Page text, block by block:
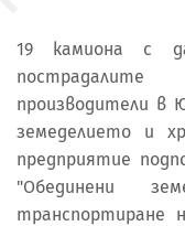
19 камиона с
производители в
земеделието и
предприятие
"Обединени
транспортиране